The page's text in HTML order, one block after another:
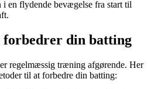
i en flydende bevægelse fra start til
din batting
regelmæssig træning afgørende. Her
til at forbedre din batting: